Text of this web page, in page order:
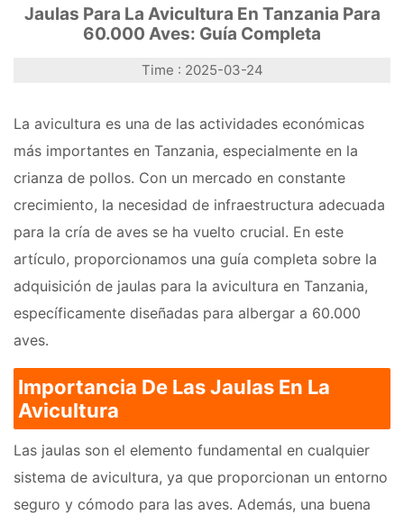
Jaulas Para La Avicultura En Tanzania Para
60.000 Aves: Guía Completa
Time : 2025-03-24
La avicultura es una de las actividades económicas
más importantes en Tanzania, especialmente en la
crianza de pollos. Con un mercado en constante
crecimiento, la necesidad de infraestructura adecuada
para la cría de aves se ha vuelto crucial. En este
artículo, proporcionamos una guía completa sobre la
adquisición de jaulas para la avicultura en Tanzania,
específicamente diseñadas para albergar a 60.000
aves.
Importancia De Las Jaulas En La
Avicultura
Las jaulas son el elemento fundamental en cualquier
sistema de avicultura, ya que proporcionan un entorno
seguro y cómodo para las aves. Además, una buena